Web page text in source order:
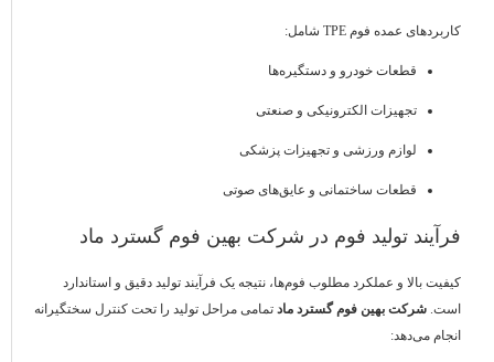
کاربردهای عمده فوم TPE شامل:
قطعات خودرو و دستگیره‌ها
تجهیزات الکترونیکی و صنعتی
لوازم ورزشی و تجهیزات پزشکی
قطعات ساختمانی و عایق‌های صوتی
فرآیند تولید فوم در شرکت بهین فوم گسترد ماد
کیفیت بالا و عملکرد مطلوب فوم‌ها، نتیجه یک فرآیند تولید دقیق و استاندارد
است. شرکت بهین فوم گسترد ماد تمامی مراحل تولید را تحت کنترل سختگیرانه
انجام می‌دهد: